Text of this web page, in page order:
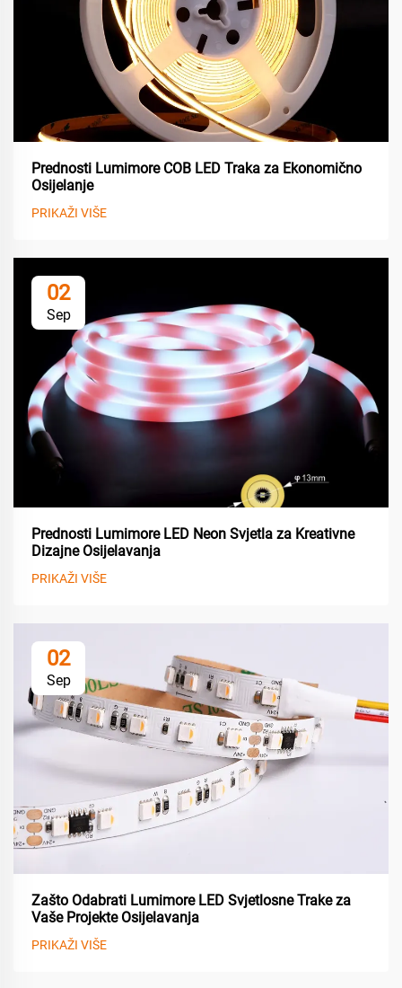
Prednosti Lumimore COB LED Traka za Ekonomično
Osijelanje
PRIKAŽI VIŠE
02
Sep
Prednosti Lumimore LED Neon Svjetla za Kreativne
Dizajne Osijelavanja
PRIKAŽI VIŠE
02
Sep
Zašto Odabrati Lumimore LED Svjetlosne Trake za
Vaše Projekte Osijelavanja
PRIKAŽI VIŠE